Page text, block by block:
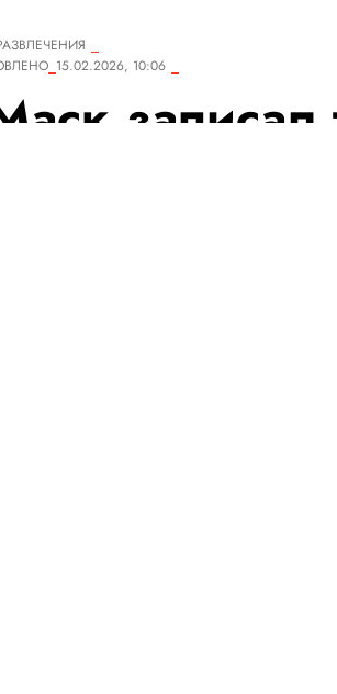
15.02.2026, 10:06
записал